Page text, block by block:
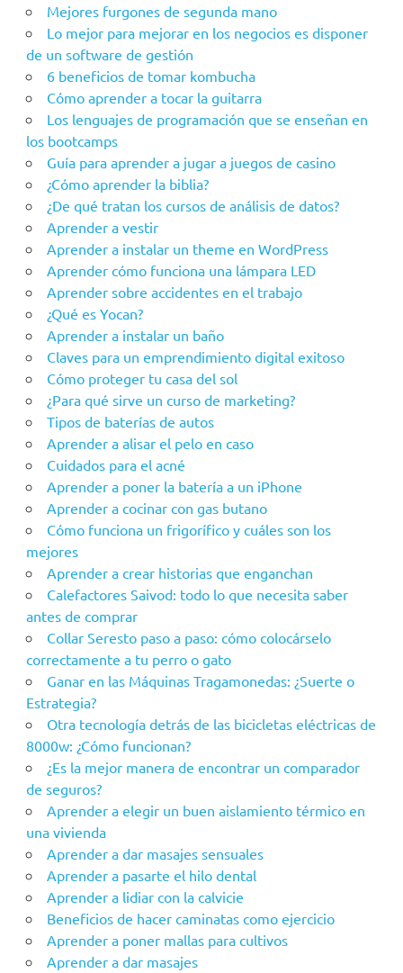
Mejores furgones de segunda mano
Lo mejor para mejorar en los negocios es disponer
de un software de gestión
6 beneficios de tomar kombucha
Cómo aprender a tocar la guitarra
Los lenguajes de programación que se enseñan en
los bootcamps
Guía para aprender a jugar a juegos de casino
¿Cómo aprender la biblia?
¿De qué tratan los cursos de análisis de datos?
Aprender a vestir
Aprender a instalar un theme en WordPress
Aprender cómo funciona una lámpara LED
Aprender sobre accidentes en el trabajo
¿Qué es Yocan?
Aprender a instalar un baño
Claves para un emprendimiento digital exitoso
Cómo proteger tu casa del sol
¿Para qué sirve un curso de marketing?
Tipos de baterías de autos
Aprender a alisar el pelo en caso
Cuidados para el acné
Aprender a poner la batería a un iPhone
Aprender a cocinar con gas butano
Cómo funciona un frigorífico y cuáles son los
mejores
Aprender a crear historias que enganchan
Calefactores Saivod: todo lo que necesita saber
antes de comprar
Collar Seresto paso a paso: cómo colocárselo
correctamente a tu perro o gato
Ganar en las Máquinas Tragamonedas: ¿Suerte o
Estrategia?
Otra tecnología detrás de las bicicletas eléctricas de
8000w: ¿Cómo funcionan?
¿Es la mejor manera de encontrar un comparador
de seguros?
Aprender a elegir un buen aislamiento térmico en
una vivienda
Aprender a dar masajes sensuales
Aprender a pasarte el hilo dental
Aprender a lidiar con la calvicie
Beneficios de hacer caminatas como ejercicio
Aprender a poner mallas para cultivos
Aprender a dar masajes